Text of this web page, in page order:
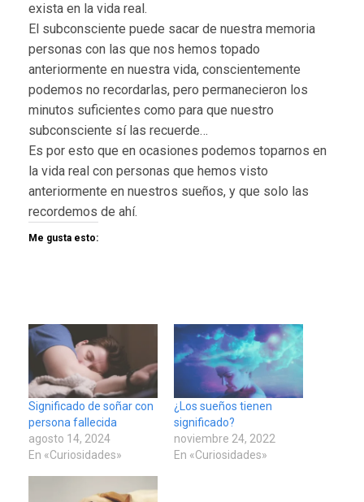
exista en la vida real.
El subconsciente puede sacar de nuestra memoria
personas con las que nos hemos topado
anteriormente en nuestra vida, conscientemente
podemos no recordarlas, pero permanecieron los
minutos suficientes como para que nuestro
subconsciente sí las recuerde…
Es por esto que en ocasiones podemos toparnos en
la vida real con personas que hemos visto
anteriormente en nuestros sueños, y que solo las
recordemos de ahí.
Me gusta esto:
Significado de soñar con
persona fallecida
agosto 14, 2024
En «Curiosidades»
¿Los sueños tienen
significado?
noviembre 24, 2022
En «Curiosidades»